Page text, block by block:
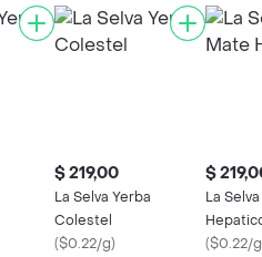
$ 219,00
La Selva Yerba
Colestel
($0.22/g)
$
La
($0.22/g